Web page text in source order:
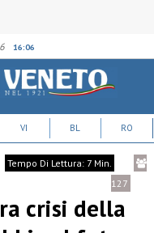
16:06
VI BL RO
Tempo Di Lettura: 7 Min.
127
crisi della